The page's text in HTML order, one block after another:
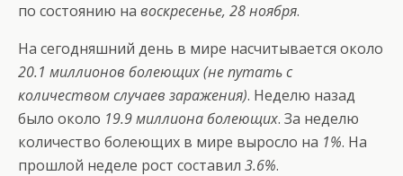
по состоянию на воскресенье, 28 ноября.
На сегодняшний день в мире насчитывается около
20.1 миллионов болеющих (не путать с
количеством случаев заражения). Неделю назад
было около 19.9 миллиона болеющих. За неделю
количество болеющих в мире выросло на 1%. На
прошлой неделе рост составил 3.6%.